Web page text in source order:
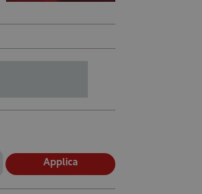
Applica